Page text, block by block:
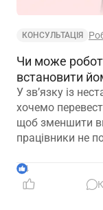
КОНСУЛЬТАЦІЯ
Чи може
встановити
У зв’язку із
хочемо
щоб зменшити
працівники не
4